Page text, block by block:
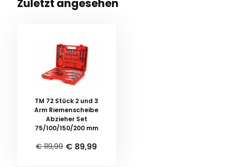
Zuletzt angesehen
TM 72 Stück 2 und 3
Arm Riemenscheibe
Abzieher Set
75/100/150/200 mm
€ 119,99 € 89,99